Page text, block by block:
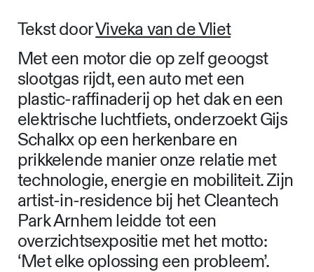
Tekst doorViveka van de Vliet
Met een motor die op zelf geoogst
slootgas rijdt, een auto met een
plastic-raffinaderij op het dak en een
elektrische luchtfiets, onderzoekt Gijs
Schalkx op een herkenbare en
prikkelende manier onze relatie met
technologie, energie en mobiliteit. Zijn
artist-in-residence bij het Cleantech
Park Arnhem leidde tot een
overzichtsexpositie met het motto:
‘Met elke oplossing een probleem’.